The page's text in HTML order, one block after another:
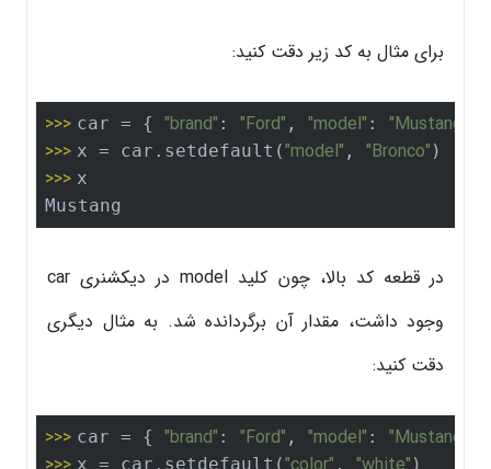
برای مثال به کد زیر دقت کنید:
>>> car = { "brand" : "Ford" , "model" : "Mustang"
>>> x = car.setdefault("model" , "Bronco"
>>> x
Mustang
در قطعه کد بالا، چون کلید model در دیکشنری car
وجود داشت، مقدار آن برگردانده شد. به مثال دیگری
دقت کنید:
>>> car = { "brand" : "Ford" , "model" : "Mustang"
x = car.setdefault( ,